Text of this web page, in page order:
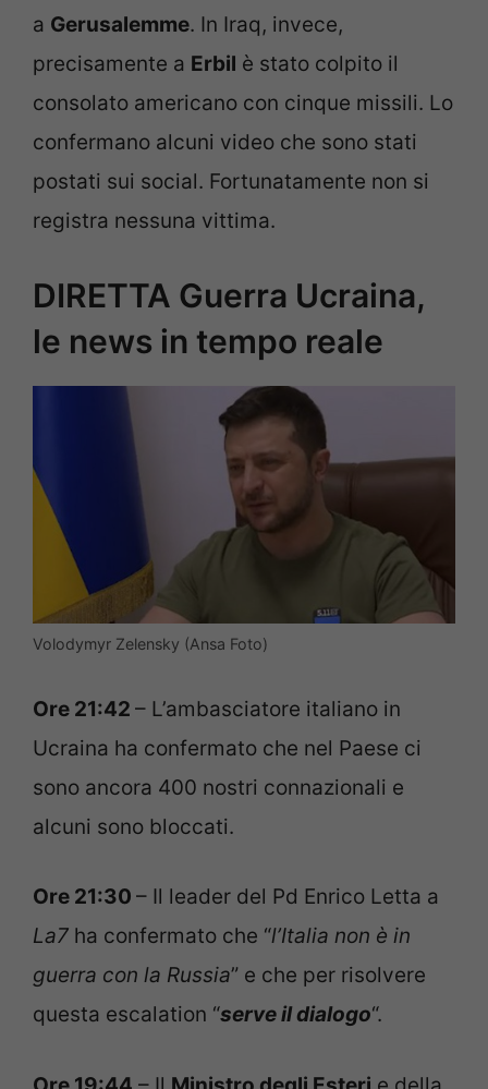
a Gerusalemme. In Iraq, invece,
precisamente a Erbil è stato colpito il
consolato americano con cinque missili. Lo
confermano alcuni video che sono stati
postati sui social. Fortunatamente non si
registra nessuna vittima.
DIRETTA Guerra Ucraina,
le news in tempo reale
Volodymyr Zelensky (Ansa Foto)
Ore 21:42 – L’ambasciatore italiano in
Ucraina ha confermato che nel Paese ci
sono ancora 400 nostri connazionali e
alcuni sono bloccati.
Ore 21:30 – Il leader del Pd Enrico Letta a
La7 ha confermato che “l’Italia non è in
guerra con la Russia” e che per risolvere
questa escalation “serve il dialogo“.